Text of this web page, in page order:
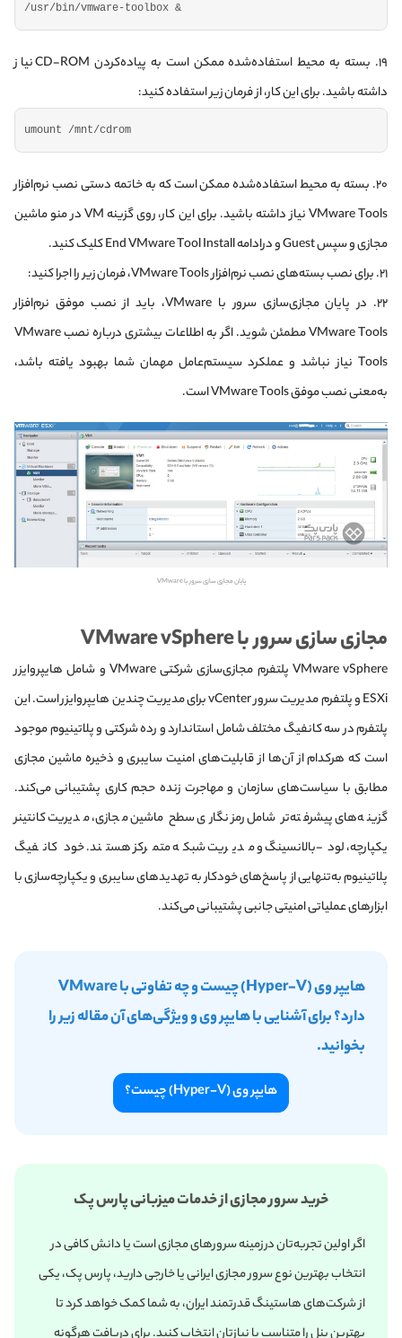
/usr/bin/vmware-toolbox &
۱۹. بسته به محیط استفاده‌شده ممکن است به پیاده‌کردن CD-ROM نیاز
داشته باشید. برای این کار، از فرمان زیر استفاده کنید:
umount /mnt/cdrom
۲۰. بسته به محیط استفاده‌شده ممکن است که به خاتمه دستی نصب نرم‌افزار
VMware Tools نیاز داشته باشید. برای این کار، روی گزینه VM در منو ماشین
مجازی و سپس Guest و درادامه End VMware Tool Install کلیک کنید.
۲۱. برای نصب بسته‌های نصب نرم‌افزار VMware Tools، فرمان زیر را اجرا کنید:
۲۲. در پایان مجازی‌سازی سرور با VMware، باید از نصب موفق نرم‌افزار
VMware Tools مطمئن شوید. اگر به اطلاعات بیشتری درباره نصب VMware
Tools نیاز نباشد و عملکرد سیستم‌عامل مهمان شما بهبود یافته باشد،
به‌معنی نصب موفق VMware Tools است.
پایان مجازی‌ سازی سرور با VMware
مجازی‌ سازی سرور با VMware vSphere
VMware vSphere پلتفرم مجازی‌سازی شرکتی VMware و شامل هایپروایزر
ESXi و پلتفرم مدیریت سرور vCenter برای مدیریت چندین هایپروایزر است. این
پلتفرم در سه کانفیگ مختلف شامل استاندارد و رده شرکتی و پلاتینیوم موجود
است که هر‌کدام از آن‌ها از قابلیت‌های امنیت سایبری و ذخیره ماشین مجازی
مطابق با سیاست‌های سازمان و مهاجرت زنده حجم کاری پشتیبانی می‌کند.
گزینه‌های پیشرفته‌تر شامل رمزنگاری سطح ماشین مجازی، مدیریت کانتینر
یکپارچه، لود-بالانسینگ و مدیریت شبکه متمرکز هستند. خود کانفیگ
پلاتینیوم به‌تنهایی از پاسخ‌های خودکار به تهدیدهای سایبری و یکپارچه‌سازی با
ابزارهای عملیاتی امنیتی جانبی پشتیبانی می‌کند.
هایپر وی (Hyper-V) چیست و چه تفاوتی با VMware
دارد؟ برای آشنایی با هایپر وی و ویژگی‌های آن مقاله زیر را
بخوانید.
هایپر وی (Hyper-V) چیست؟
خرید سرور مجازی از خدمات میزبانی پارس پک
اگر اولین تجربه‌تان درزمینه سرورهای مجازی است یا دانش کافی در
انتخاب بهترین نوع سرور مجازی ایرانی یا خارجی دارید، پارس پک، یکی
از شرکت‌های هاستینگ قدرتمند ایران، به شما کمک خواهد کرد تا
بهترین پنل را متناسب با نیازتان انتخاب کنید. برای دریافت هرگونه